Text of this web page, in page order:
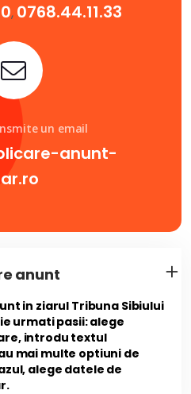
, 0768.44.11.33
un email
anunt-
anunt
in ziarul Tribuna Sibiului
urmati pasii: alege
introdu textul
mai multe optiuni de
alege datele de